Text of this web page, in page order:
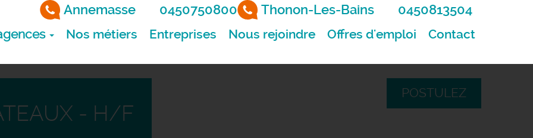
Annemasse 0450750800 Thonon-Les-Bains 0450813504
Nos métiers Entreprises Nous rejoindre Offres d'emploi Contact
POSTULEZ
- H/F